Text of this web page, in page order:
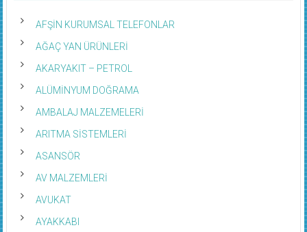
AFŞİN KURUMSAL TELEFONLAR
AĞAÇ YAN ÜRÜNLERİ
AKARYAKIT – PETROL
ALÜMİNYUM DOĞRAMA
AMBALAJ MALZEMELERİ
ARITMA SİSTEMLERİ
ASANSÖR
AV MALZEMLERİ
AVUKAT
AYAKKABI